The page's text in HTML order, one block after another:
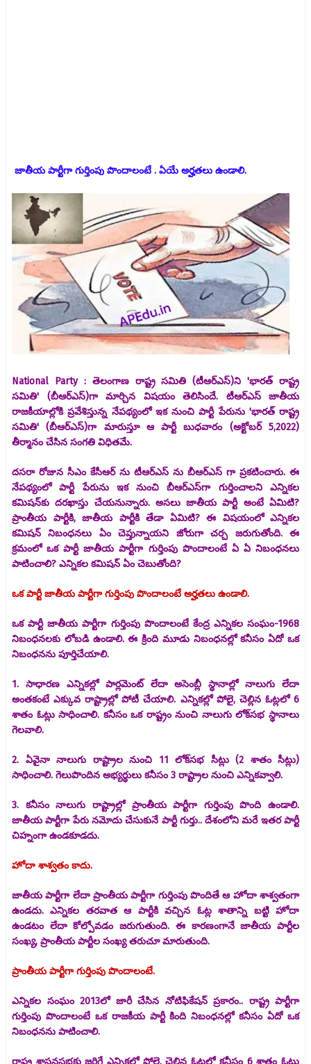
జాతీయ పార్టీగా గుర్తింపు పొందాలంటే . ఏయే అర్హతలు ఉండాలి.
National Party : తెలంగాణ రాష్ట్ర సమితి (టీఆర్‌ఎస్‌)ని 'భారత్‌ రాష్ట్ర
సమితి' (బీఆర్‌ఎస్‌)గా మార్చిన విషయం తెలిసిందే. టీఆర్‌ఎస్‌ జాతీయ
రాజకీయాల్లోకి ప్రవేశిస్తున్న నేపథ్యంలో ఇక నుంచి పార్టీ పేరును 'భారత్‌ రాష్ట్ర
సమితి' (బీఆర్‌ఎస్‌)గా మారుస్తూ ఆ పార్టీ బుధవారం (అక్టోబర్ 5,2022)
తీర్మానం చేసిన సంగతి విధితమే.
దసరా రోజున సీఎం కేసీఆర్ ను టీఆర్ఎస్ ను బీఆర్ఎస్ గా ప్రకటించారు. ఈ
నేపథ్యంలో పార్టీ పేరును ఇక నుంచి బీఆర్‌ఎస్‌గా గుర్తించాలని ఎన్నికల
కమిషన్‌కు దరఖాస్తు చేయనున్నారు. అసలు జాతీయ పార్టీ అంటే ఏమిటి?
ప్రాంతీయ పార్టీకి, జాతీయ పార్టీకి తేడా ఏమిటి? ఈ విషయంలో ఎన్నికల
కమిషన్‌ నిబంధనలు ఏం చెప్తున్నాయని జోరుగా చర్చ జరుగుతోంది. ఈ
క్రమంలో ఒక పార్టీ జాతీయ పార్టీగా గుర్తింపు పొందాలంటే ఏ ఏ నిబంధనలు
పాటించాలి? ఎన్నికల కమిషన్‌ ఏం చెబుతోంది?
ఒక పార్టీ జాతీయ పార్టీగా గుర్తింపు పొందాలంటే అర్హతలు ఉండాలి.
ఒక పార్టీ జాతీయ పార్టీగా గుర్తింపు పొందాలంటే కేంద్ర ఎన్నికల సంఘం-1968
నిబంధనలకు లోబడి ఉండాలి. ఈ క్రింది మూడు నిబంధనల్లో కనీసం ఏదో ఒక
నిబంధనను పూర్తిచేయాలి.
1. సాధారణ ఎన్నికల్లో పార్లమెంట్‌ లేదా అసెంబ్లీ స్థానాల్లో నాలుగు లేదా
అంతకంటే ఎక్కువ రాష్ట్రాల్లో పోటీ చేయాలి. ఎన్నికల్లో పోలై, చెల్లిన ఓట్లలో 6
శాతం ఓట్లు సాధించాలి. కనీసం ఒక రాష్ట్రం నుంచి నాలుగు లోక్‌సభ స్థానాలు
గెలవాలి.
2. ఏవైనా నాలుగు రాష్ట్రాల నుంచి 11 లోక్‌సభ సీట్లు (2 శాతం సీట్లు)
సాధించాలి. గెలుపొందిన అభ్యర్థులు కనీసం 3 రాష్ట్రాల నుంచి ఎన్నికవ్వాలి.
3. కనీసం నాలుగు రాష్ట్రాల్లో ప్రాంతీయ పార్టీగా గుర్తింపు పొంది ఉండాలి.
జాతీయ పార్టీగా పేరు నమోదు చేసుకునే పార్టీ గుర్తు.. దేశంలోని మరే ఇతర పార్టీ
చిహ్నంగా ఉండకూడదు.
హోదా శాశ్వతం కాదు.
జాతీయ పార్టీగా లేదా ప్రాంతీయ పార్టీగా గుర్తింపు పొందితే ఆ హోదా శాశ్వతంగా
ఉండదు. ఎన్నికల తరవాత ఆ పార్టీకి వచ్చిన ఓట్ల శాతాన్ని బట్టి హోదా
ఉండటం లేదా కోల్పోవడం జరుగుతుంది. ఈ కారణంగానే జాతీయ పార్టీల
సంఖ్య, ప్రాంతీయ పార్టీల సంఖ్య తరుచూ మారుతుంది.
ప్రాంతీయ పార్టీగా గుర్తింపు పొందాలంటే.
ఎన్నికల సంఘం 2013లో జారీ చేసిన నోటిఫికేషన్‌ ప్రకారం.. రాష్ట్ర పార్టీగా
గుర్తింపు పొందాలంటే ఒక రాజకీయ పార్టీ కింది నిబంధనల్లో కనీసం ఏదో ఒక
నిబంధనను పాటించాలి.
రాష్ట్ర శాసనసభకు జరిగే ఎన్నికల్లో పోలై, చెల్లిన ఓట్లలో కనీసం 6 శాతం ఓట్లు